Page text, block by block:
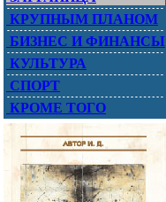
КРУПНЫМ ПЛАНОМ
БИЗНЕС И ФИНАНСЫ
КУЛЬТУРА
СПОРТ
КРОМЕ ТОГО